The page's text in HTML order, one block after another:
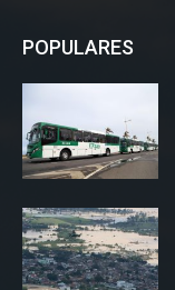
POPULARES